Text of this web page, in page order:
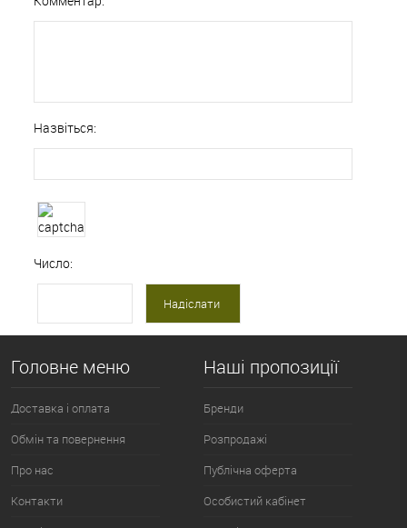
Назвіться:
Число:
Головне меню
Доставка і оплата
Обмін та повернення
Про нас
Контакти
Наші пропозиції
Бренди
Розпродажі
Публічна оферта
Особистий кабінет